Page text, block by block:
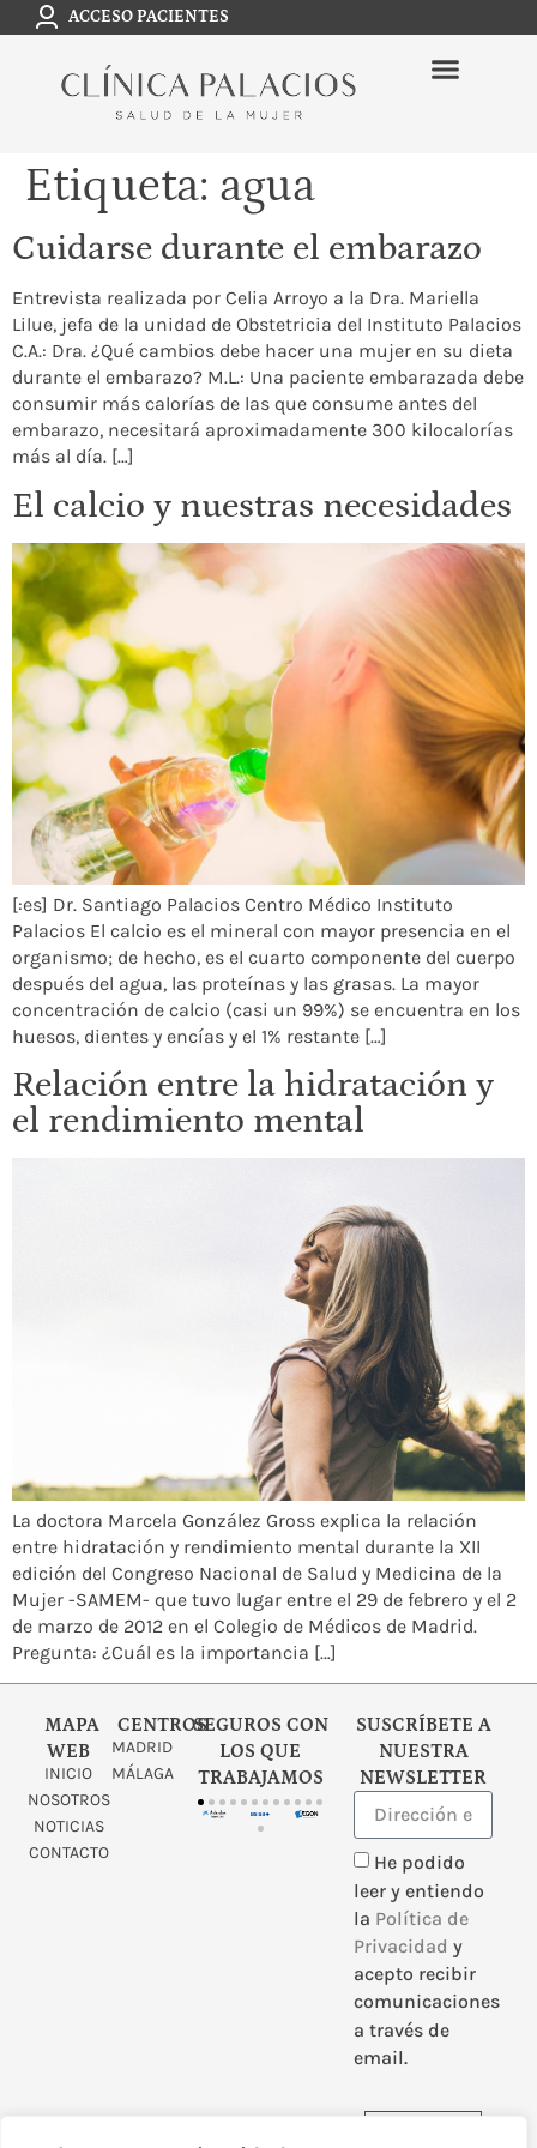
ACCESO PACIENTES
Etiqueta: agua
Cuidarse durante el embarazo
Entrevista realizada por Celia Arroyo a la Dra. Mariella
Lilue, jefa de la unidad de Obstetricia del Instituto Palacios
C.A.: Dra. ¿Qué cambios debe hacer una mujer en su dieta
durante el embarazo? M.L.: Una paciente embarazada debe
consumir más calorías de las que consume antes del
embarazo, necesitará aproximadamente 300 kilocalorías
más al día. […]
El calcio y nuestras necesidades
[:es] Dr. Santiago Palacios Centro Médico Instituto
Palacios El calcio es el mineral con mayor presencia en el
organismo; de hecho, es el cuarto componente del cuerpo
después del agua, las proteínas y las grasas. La mayor
concentración de calcio (casi un 99%) se encuentra en los
huesos, dientes y encías y el 1% restante […]
Relación entre la hidratación y
el rendimiento mental
La doctora Marcela González Gross explica la relación
entre hidratación y rendimiento mental durante la XII
edición del Congreso Nacional de Salud y Medicina de la
Mujer -SAMEM- que tuvo lugar entre el 29 de febrero y el 2
de marzo de 2012 en el Colegio de Médicos de Madrid.
Pregunta: ¿Cuál es la importancia […]
MAPA
WEB
INICIO
NOSOTROS
NOTICIAS
CONTACTO
CENTROS
MADRID
MÁLAGA
SEGUROS CON
LOS QUE
TRABAJAMOS
SUSCRÍBETE A
NUESTRA
NEWSLETTER
He podido
leer y entiendo
la Política de
Privacidad y
acepto recibir
comunicaciones
a través de
email.